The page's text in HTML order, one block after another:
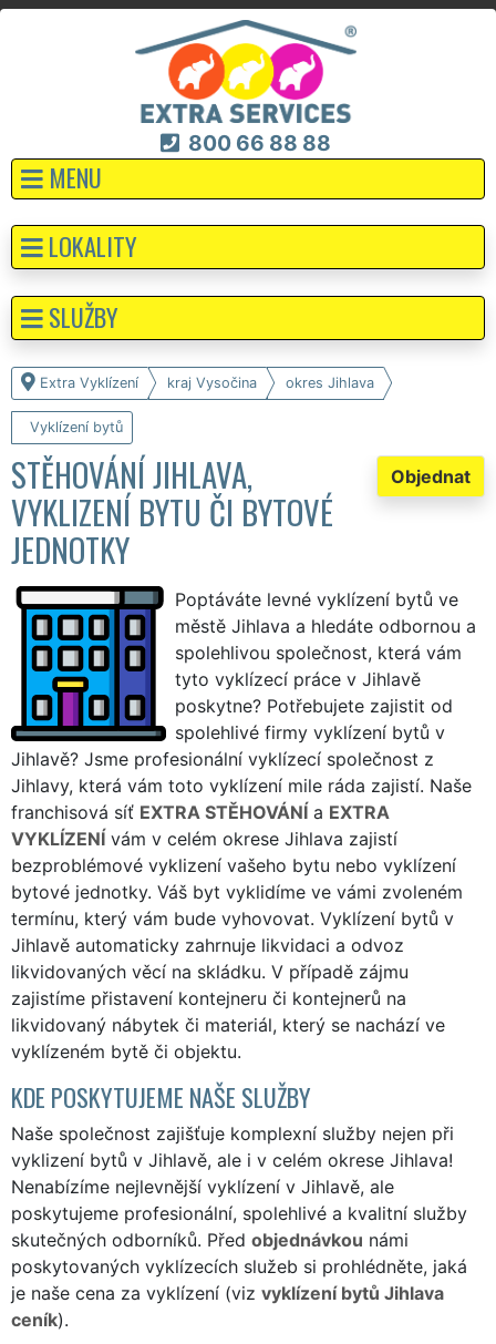
800 66 88 88
MENU
Extra Vyklízení kraj Vysočina okres Jihlava
Vyklízení bytů
Objednat
STĚHOVÁNÍ JIHLAVA,
VYKLIZENÍ BYTU ČI BYTOVÉ
JEDNOTKY
Poptáváte levné vyklízení bytů ve
městě Jihlava a hledáte odbornou a
spolehlivou společnost, která vám
tyto vyklízecí práce v Jihlavě
poskytne? Potřebujete zajistit od
spolehlivé firmy vyklízení bytů v
Jihlavě? Jsme profesionální vyklízecí společnost z
Jihlavy, která vám toto vyklízení mile ráda zajistí. Naše
franchisová síť EXTRA STĚHOVÁNÍ a EXTRA
VYKLÍZENÍ vám v celém okrese Jihlava zajistí
bezproblémové vyklizení vašeho bytu nebo vyklízení
bytové jednotky. Váš byt vyklidíme ve vámi zvoleném
termínu, který vám bude vyhovovat. Vyklízení bytů v
Jihlavě automaticky zahrnuje likvidaci a odvoz
likvidovaných věcí na skládku. V případě zájmu
zajistíme přistavení kontejneru či kontejnerů na
likvidovaný nábytek či materiál, který se nachází ve
vyklízeném bytě či objektu.
KDE POSKYTUJEME NAŠE SLUŽBY
Naše společnost zajišťuje komplexní služby nejen při
vyklizení bytů v Jihlavě, ale i v celém okrese Jihlava!
Nenabízíme nejlevnější vyklízení v Jihlavě, ale
poskytujeme profesionální, spolehlivé a kvalitní služby
skutečných odborníků. Před objednávkou námi
poskytovaných vyklízecích služeb si prohlédněte, jaká
je naše cena za vyklízení (viz vyklízení bytů Jihlava
ceník).
LOKALITY
SLUŽBY